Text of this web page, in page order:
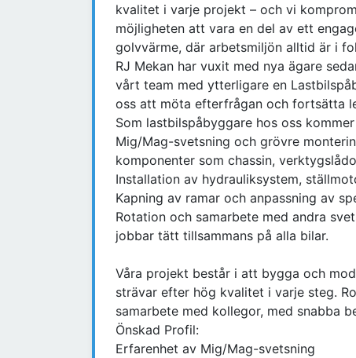
kvalitet i varje projekt – och vi
möjligheten att vara en del av ett
golvvärme, där arbetsmiljön alltid är i
RJ Mekan har vuxit med nya ägare
vårt team med ytterligare en
oss att möta efterfrågan och fortsätta
Som lastbilspåbyggare hos oss
Mig/Mag-svetsning och grövre
komponenter som chassin,
Installation av hydrauliksystem,
Kapning av ramar och anpassning av
Rotation och samarbete med andra
jobbar tätt tillsammans på alla bilar.
Våra projekt består i att bygga och
strävar efter hög kvalitet i varje steg.
samarbete med kollegor, med snabba
Önskad Profil:
Erfarenhet av Mig/Mag-svetsning